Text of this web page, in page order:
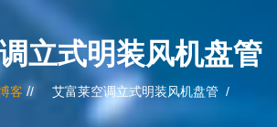
立式明装风机盘管
客 / 艾富莱空调立式明装风机盘管